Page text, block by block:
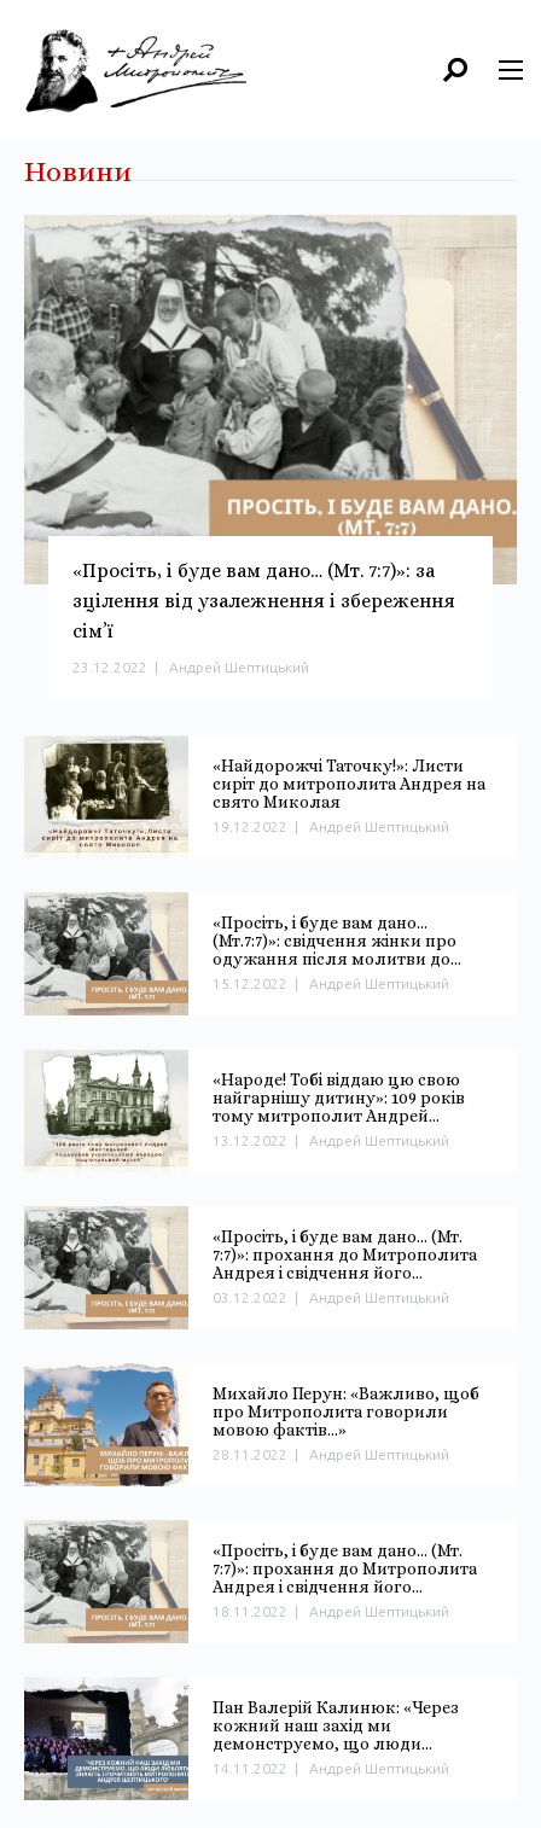
Новини
«Просіть, і буде вам дано… (Мт. 7:7)»: за
зцілення від узалежнення і збереження
сім’ї
23.12.2022 | Андрей Шептицький
«Найдорожчі Таточку!»: Листи
сиріт до митрополита Андрея на
свято Миколая
19.12.2022 Андрей Шептицький
«Просіть, і буде вам дано…
(Мт.7:7)»: свідчення жінки про
одужання після молитви до
Митрополита Андрея
15.12.2022 Андрей Шептицький
«Народе! Тобі віддаю цю свою
найгарнішу дитину»: 109 років
тому митрополит Андрей
Шептицький подарував
українському народові
13.12.2022 Андрей Шептицький
«Просіть, і буде вам дано… (Мт.
7:7)»: прохання до Митрополита
Андрея і свідчення його
заступництва
03.12.2022 Андрей Шептицький
Михайло Перун: «Важливо, щоб
про Митрополита говорили
мовою фактів…»
28.11.2022 Андрей Шептицький
«Просіть, і буде вам дано… (Мт.
7:7)»: прохання до Митрополита
Андрея і свідчення його
заступництва
18.11.2022 Андрей Шептицький
Пан Валерій Калинюк: «Через
кожний наш захід ми
демонструємо, що люди
люблять, знають і почитають
митрополита Андрея
14.11.2022 Андрей Шептицький